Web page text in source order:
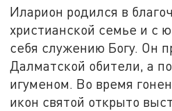
Иларион родился в
христианской семье и с
себя служению Богу. Он
Далматской обители, а
игуменом. Во время
икон святой открыто